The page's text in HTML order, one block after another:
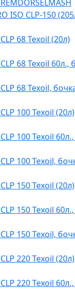
ISO CLP-150
68 Texoil (20л)
68 Texoil 60л.,
68 Texoil,
100 Texoil (20л)
100 Texoil
100 Texoil,
150 Texoil (20л)
150 Texoil
150 Texoil,
220 Texoil (20л)
220 Texoil